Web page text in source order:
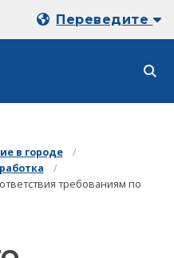
Переведите
в городе
требованиям по